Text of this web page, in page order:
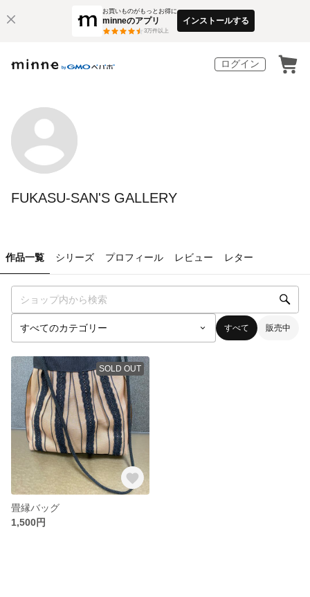
お買いものがもっとお得に
minneのアプリ
3万件以上
インストールする
ログイン
FUKASU-SAN'S GALLERY
作品一覧 シリーズ プロフィール レビュー レター
すべて 販売中
SOLD OUT
畳縁バッグ
1,500円